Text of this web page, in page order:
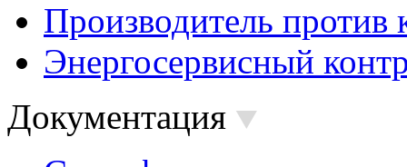
Производитель против
Энергосервисный
Документация